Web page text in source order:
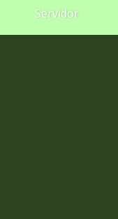
para
Servidor